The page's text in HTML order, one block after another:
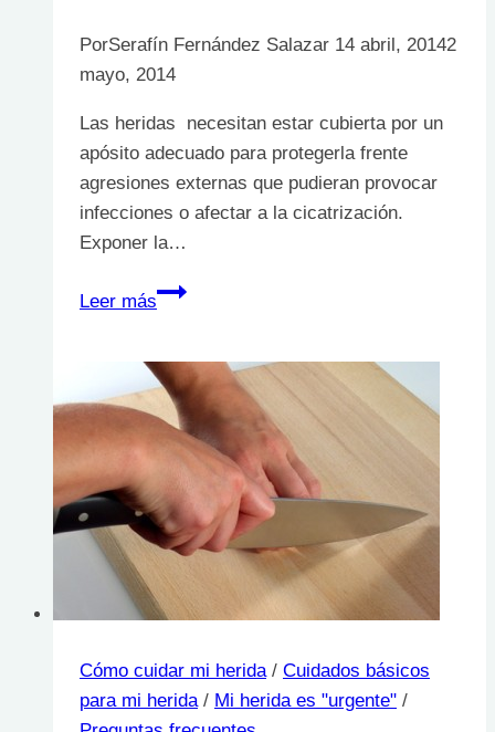
PorSerafín Fernández Salazar 14 abril, 20142
mayo, 2014
Las heridas necesitan estar cubierta por un
apósito adecuado para protegerla frente
agresiones externas que pudieran provocar
infecciones o afectar a la cicatrización.
Exponer la…
Leer más
¿Dejar
al
aire
y
sol
la
cierra
antes?
Cómo cuidar mi herida/ Cuidados básicos
para mi herida/ Mi herida es "urgente" /